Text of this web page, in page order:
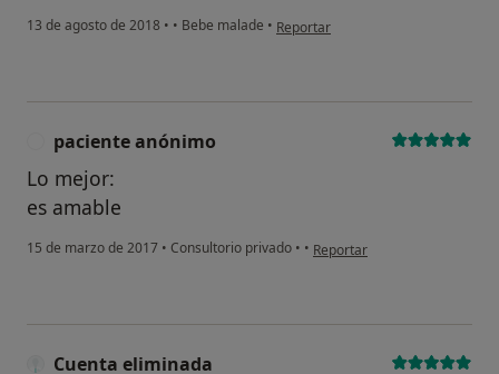
13 de agosto de 2018 • • Bebe malade • en opinión del usuario anónimo
Reportar
paciente anónimo
Lo mejor:
es amable
15 de marzo de 2017 • Consultorio privado • • en opinión del usuario
Reportar
Cuenta eliminada